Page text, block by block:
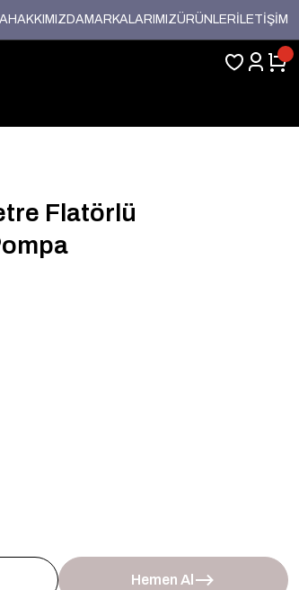
HAKKIMIZDAMARKALARIMIZÜRÜNLERİLETİŞİM
Flatörlü
Hemen Al